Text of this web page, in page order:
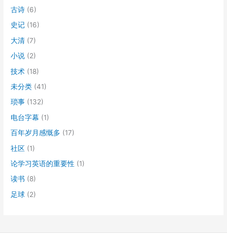
古诗 (6)
史记 (16)
大清 (7)
小说 (2)
技术 (18)
未分类 (41)
琐事 (132)
电台字幕 (1)
百年岁月感慨多 (17)
社区 (1)
论学习英语的重要性 (1)
读书 (8)
足球 (2)